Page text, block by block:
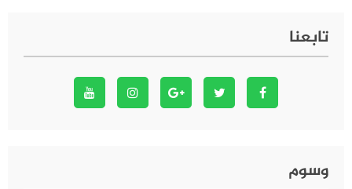
تابعنا
وسوم